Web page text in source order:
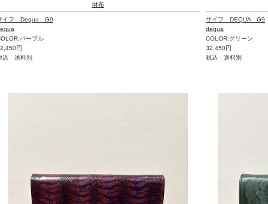
財布
イフ Dequa G9
パープル
円
込 送料別
サイフ DEQUA G9
dequa
COLOR:グリーン
32,450円
税込 送料別